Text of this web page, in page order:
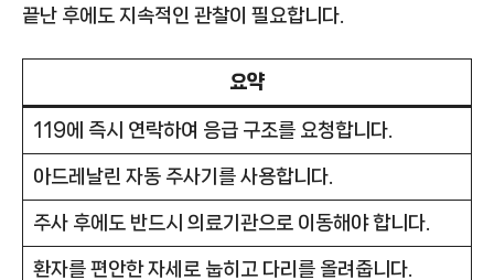
끝난 후에도 지속적인 관찰이 필요합니다.
요약
119에 즉시 연락하여 응급 구조를 요청합니다.
아드레날린 자동 주사기를 사용합니다.
주사 후에도 반드시 의료기관으로 이동해야 합니다.
환자를 편안한 자세로 눕히고 다리를 올려줍니다.